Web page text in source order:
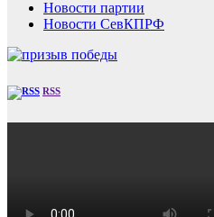
Новости партии
Новости СевКПРФ
RSS